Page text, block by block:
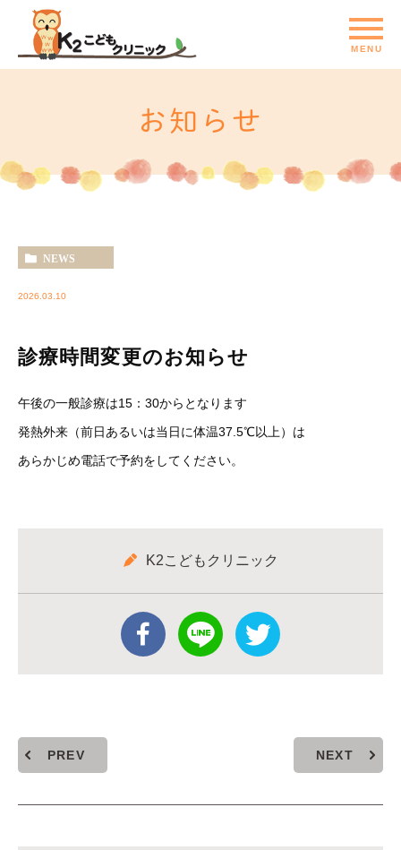
お知らせ
NEWS
2026.03.10
診療時間変更のお知らせ
午後の一般診療は15：30からとなります
発熱外来（前日あるいは当日に体温37.5℃以上）は
あらかじめ電話で予約をしてください。
K2こどもクリニック
PREV NEXT